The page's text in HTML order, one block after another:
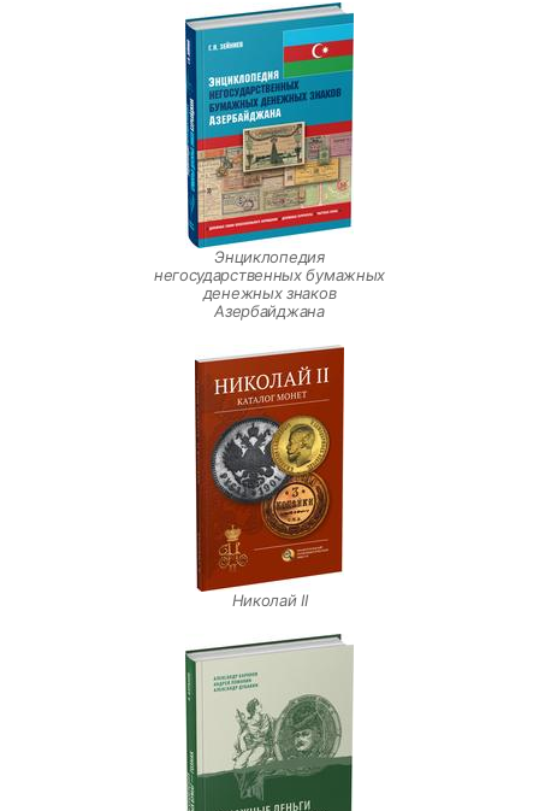
Энциклопедия
негосударственных бумажных
денежных знаков
Азербайджана
Николай II